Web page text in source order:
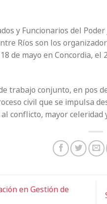
y Funcionarios del
Ríos son los
de mayo en Concordia, el
trabajo conjunto, en pos
civil que se impulsa
conflicto, mayor
en Gestión de